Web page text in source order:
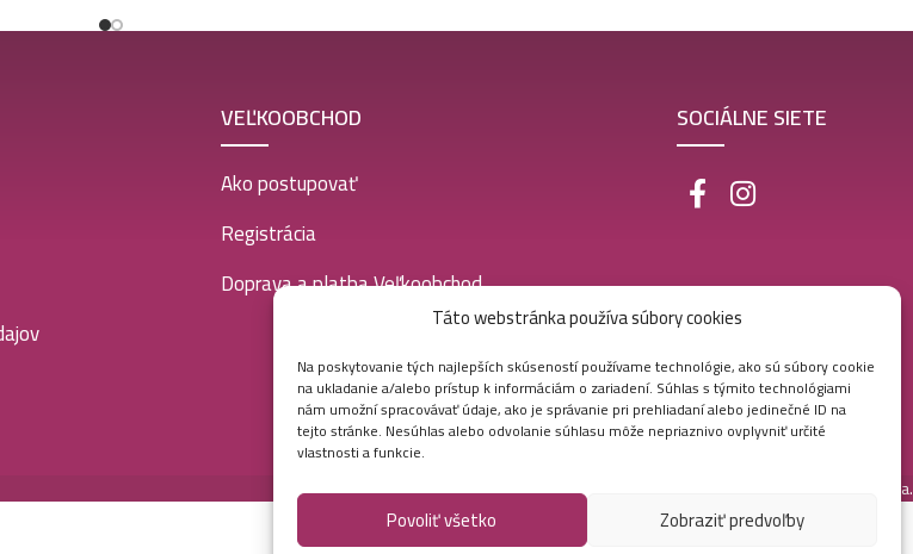
Táto webstránka používa súbory cookies
Na poskytovanie tých najlepších skúseností používame technológie, ako sú súbory cookie
na ukladanie a/alebo prístup k informáciám o zariadení. Súhlas s týmito technológiami
nám umožní spracovávať údaje, ako je správanie pri prehliadaní alebo jedinečné ID na
tejto stránke. Nesúhlas alebo odvolanie súhlasu môže nepriaznivo ovplyvniť určité
vlastnosti a funkcie.
Povoliť všetko Zobraziť predvoľby
VEĽKOOBCHOD
Ako postupovať
Registrácia
Doprava a platba Veľkoobchod
SOCIÁLNE SIETE
Ametica.